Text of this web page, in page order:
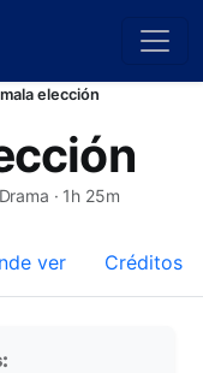
elección
· 1h 25m
ver Créditos